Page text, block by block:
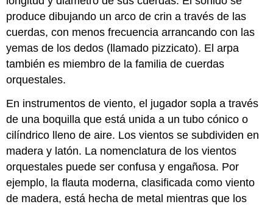
produce dibujando un arco de crin a través de las
cuerdas, con menos frecuencia arrancando con las
yemas de los dedos (llamado pizzicato). El arpa
también es miembro de la familia de cuerdas
orquestales.
En instrumentos de viento, el jugador sopla a través
de una boquilla que está unida a un tubo cónico o
cilíndrico lleno de aire. Los vientos se subdividen en
madera y latón. La nomenclatura de los vientos
orquestales puede ser confusa y engañosa. Por
ejemplo, la flauta moderna, clasificada como viento
de madera, está hecha de metal mientras que los